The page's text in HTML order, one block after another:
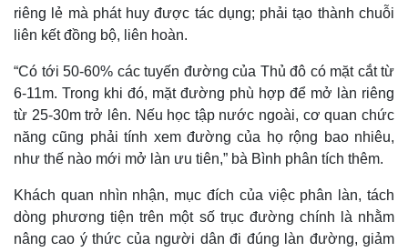
riêng lẻ mà phát huy được tác dụng; phải tạo thành chuỗi
liên kết đồng bộ, liên hoàn.
“Có tới 50-60% các tuyến đường của Thủ đô có mặt cắt từ
6-11m. Trong khi đó, mặt đường phù hợp để mở làn riêng
từ 25-30m trở lên. Nếu học tập nước ngoài, cơ quan chức
năng cũng phải tính xem đường của họ rộng bao nhiêu,
như thế nào mới mở làn ưu tiên,” bà Bình phân tích thêm.
Khách quan nhìn nhận, mục đích của việc phân làn, tách
dòng phương tiện trên một số trục đường chính là nhằm
nâng cao ý thức của người dân đi đúng làn đường, giảm